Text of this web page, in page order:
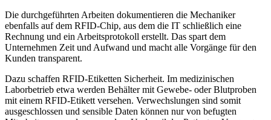
Die durchgeführten Arbeiten dokumentieren die Mechaniker
ebenfalls auf dem RFID-Chip, aus dem die IT schließlich eine
Rechnung und ein Arbeitsprotokoll erstellt. Das spart dem
Unternehmen Zeit und Aufwand und macht alle Vorgänge für den
Kunden transparent.
Dazu schaffen RFID-Etiketten Sicherheit. Im medizinischen
Laborbetrieb etwa werden Behälter mit Gewebe- oder Blutproben
mit einem RFID-Etikett versehen. Verwechslungen sind somit
ausgeschlossen und sensible Daten können nur von befugten